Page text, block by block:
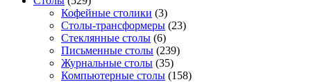
Кофейные столики (3)
Столы-трансформеры (23)
Стеклянные столы (6)
Письменные столы (239)
Журнальные столы (35)
Компьютерные столы (158)